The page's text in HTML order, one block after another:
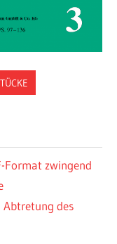
Format zwingend
Abtretung des